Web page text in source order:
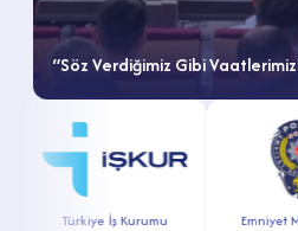
“Söz Verdiğimiz Gibi
Türkiye İş Kurumu Emniyet